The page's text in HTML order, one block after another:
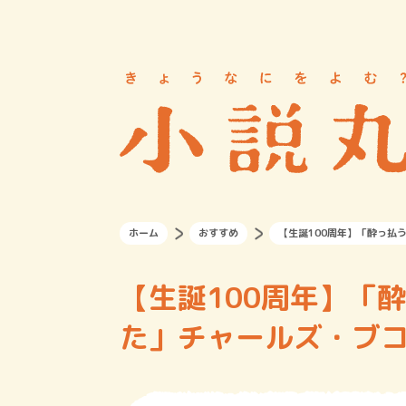
ホーム おすすめ 【生誕100周年】「酔っ払
【生誕100周年】「
た」チャールズ・ブ